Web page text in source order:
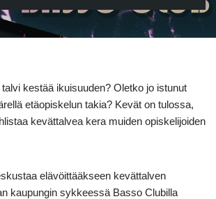
kestää ikuisuuden? Oletko jo istunut
etäopiskelun takia? Kevät on tulossa,
kevättalvea kera muiden opiskelijoiden
elävöittääkseen kevättalven
kaupungin sykkeessä Basso Clubilla